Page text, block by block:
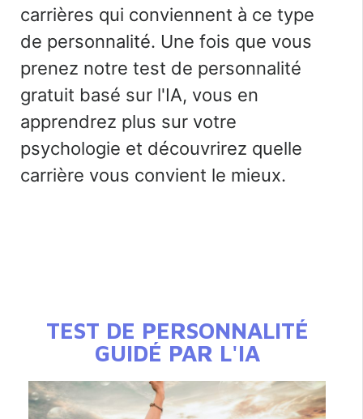
carrières qui conviennent à ce type
de personnalité. Une fois que vous
prenez notre test de personnalité
gratuit basé sur l'IA, vous en
apprendrez plus sur votre
psychologie et découvrirez quelle
carrière vous convient le mieux.
TEST DE PERSONNALITÉ
GUIDÉ PAR L'IA